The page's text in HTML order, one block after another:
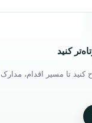
کنید
تا مسیر اقدام،